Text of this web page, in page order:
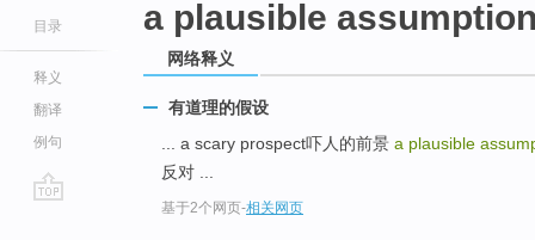
目录
释义
翻译
例句
a plausible
网络释义
有道理的假设
... a scary prospect吓人的前景 a plausible
反对 ...
基于2个网页-相关网页